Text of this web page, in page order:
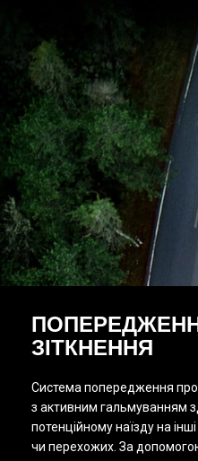
ЗІТКНЕННЯ
Система попередження про
з активним гальмуванням
потенційному наїзду на інші
чи перехожих. За